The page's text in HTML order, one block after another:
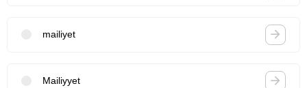
mailiyet
Mailiyyet